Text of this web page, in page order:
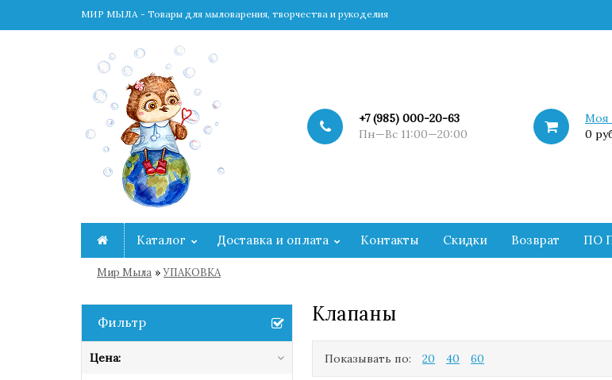
МИР МЫЛА - Товары для мыловарения, творчества и рукоделия
+7 (985) 000-20-63
Пн—Вс 11:00—20:00
Моя
0
Каталог Доставка и оплата Контакты Скидки Возврат ПО
Мир Мыла » УПАКОВКА
Фильтр
Цена:
Клапаны
Показывать по: 20 40 60